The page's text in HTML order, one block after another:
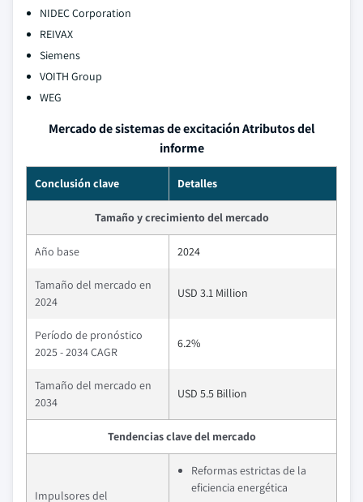
NIDEC Corporation
REIVAX
Siemens
VOITH Group
WEG
Mercado de sistemas de excitación Atributos del
informe
Conclusión clave Detalles
Tamaño y crecimiento del mercado
Año base 2024
Tamaño del mercado en
2024
USD 3.1 Million
Período de pronóstico
2025 - 2034 CAGR
6.2%
Tamaño del mercado en
2034
USD 5.5 Billion
Tendencias clave del mercado
Impulsores del
Reformas estrictas de la
eficiencia energética